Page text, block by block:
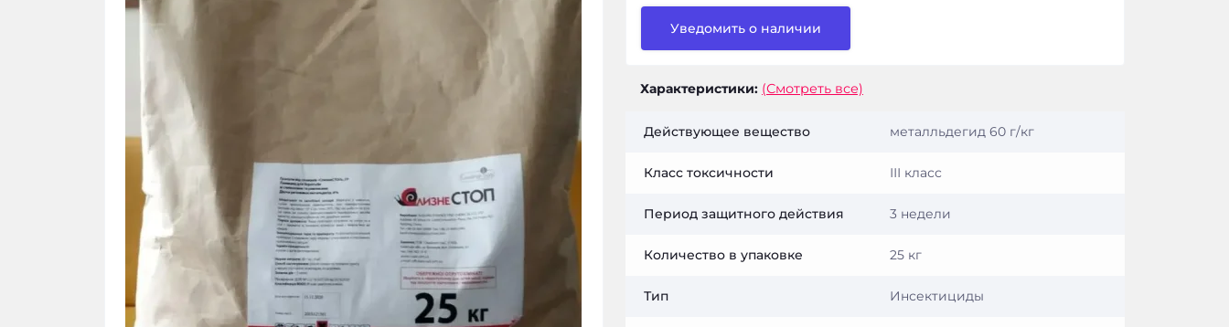
Уведомить о наличии
Характеристики: (Смотреть все)
Действующее вещество металльдегид 60 г/кг
Класс токсичности ІІІ класс
Период защитного действия 3 недели
Количество в упаковке 25 кг
Тип Инсектициды